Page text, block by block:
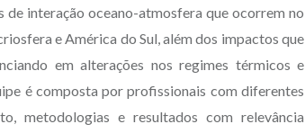
interação oceano-atmosfera que ocorrem no
e América do Sul, além dos impactos que
em alterações nos regimes térmicos e
é composta por profissionais com diferentes
metodologias e resultados com relevância